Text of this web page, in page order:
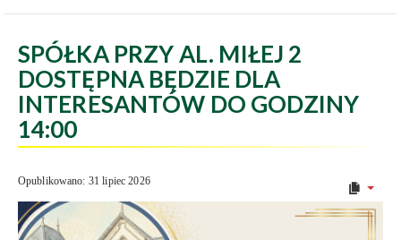
SPÓŁKA PRZY AL. MIŁEJ 2
DOSTĘPNA BĘDZIE DLA
INTERESANTÓW DO GODZINY
14:00
Opublikowano: 31 lipiec 2026